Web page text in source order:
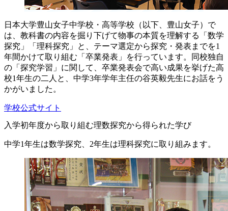
日本大学豊山女子中学校・高等学校（以下、豊山女子）で
は、教科書の内容を掘り下げて物事の本質を理解する「数学
探究」「理科探究」と、テーマ選定から探究・発表までを1
年間かけて取り組む「卒業発表」を行っています。同校独自
の「探究学習」に関して、卒業発表会で高い成果を挙げた高
校1年生の二人と、中学3年学年主任の谷英毅先生にお話をう
かがいました。
学校公式サイト
入学初年度から取り組む理数探究から得られた学び
中学1年生は数学探究、2年生は理科探究に取り組みます。